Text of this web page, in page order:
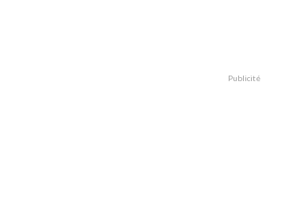
Publicité